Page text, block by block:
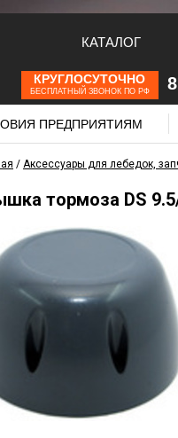
КАТАЛОГ
КРУГЛОСУТОЧНО
БЕСПЛАТНЫЙ ЗВОНОК ПО РФ
ПРЕДПРИЯТИЯМ
/ Аксессуары для лебедок,
тормоза DS